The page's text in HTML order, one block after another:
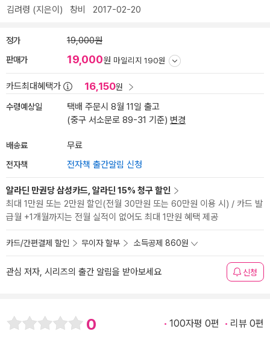
김려령 (지은이) 창비 2017-02-20
정가 19,000원
판매가 19,000원 마일리지 190원
카드최대혜택가 16,150원
수령예상일
택배 주문시 8월 11일 출고
(중구 서소문로 89-31 기준) 변경
배송료 무료
전자책 전자책 출간알림 신청
알라딘 만권당 삼성카드, 알라딘 15% 청구 할인
최대 1만원 또는 2만원 할인(전월 30만원 또는 60만원 이용 시) / 카드 발
급월 +1개월까지는 전월 실적이 없어도 최대 1만원 혜택 제공
카드/간편결제 할인 무이자 할부 소득공제 860원
관심 저자, 시리즈의 출간 알림을 받아보세요 신청
0 100자평 0편 리뷰 0편